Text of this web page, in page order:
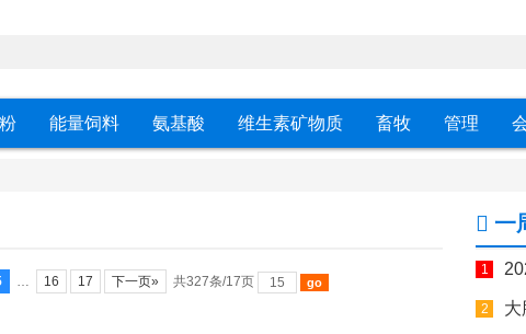
能量饲料 氨基酸 维生素矿物质 畜牧 管理
… 16 17 下一页» 共327条/17页
一
同
大